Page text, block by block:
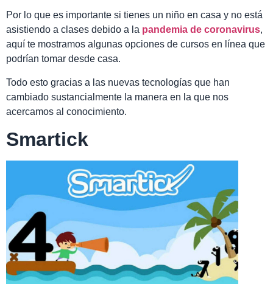
Por lo que es importante si tienes un niño en casa y no está
asistiendo a clases debido a la pandemia de coronavirus,
aquí te mostramos algunas opciones de cursos en línea que
podrían tomar desde casa.
Todo esto gracias a las nuevas tecnologías que han
cambiado sustancialmente la manera en la que nos
acercamos al conocimiento.
Smartick